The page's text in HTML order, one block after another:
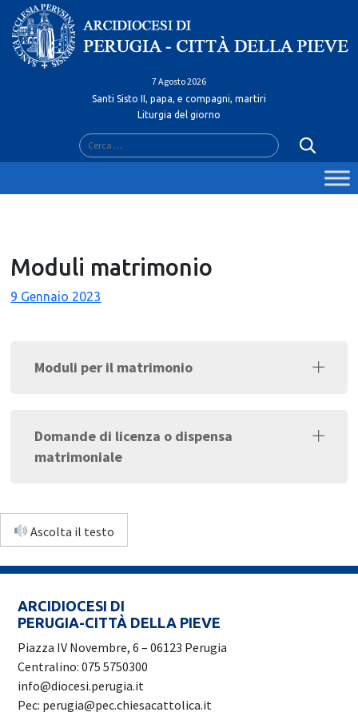
Skip
content
7 Agosto 2026
Santi Sisto II, papa, e compagni, martiri
Liturgia del giorno
Ricerca
per:
Moduli matrimonio
9 Gennaio 2023
Moduli per il matrimonio
Domande di licenza o dispensa
matrimoniale
Ascolta il testo
ARCIDIOCESI DI
PERUGIA-CITTÀ DELLA PIEVE
Piazza IV Novembre, 6 – 06123 Perugia
Centralino: 075 5750300
info@diocesi.perugia.it
Pec: perugia@pec.chiesacattolica.it